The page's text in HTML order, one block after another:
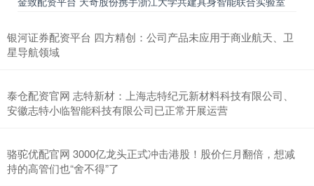
银河证券配资平台 四方精创：公司产品未应用于商业航天、卫
星导航领域
泰仓配资官网 志特新材：上海志特纪元新材料科技有限公司、
安徽志特小临智能科技有限公司已正常开展运营
骆驼优配官网 3000亿龙头正式冲击港股！股价仨月翻倍，想减
持的高管们也“舍不得”了